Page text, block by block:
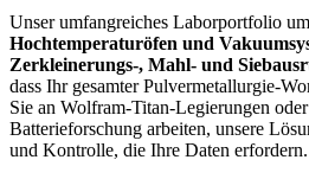
Unser umfangreiches Laborportfolio
Hochtemperaturöfen und
Zerkleinerungs-, Mahl- und
dass Ihr gesamter Pulvermetallurgie-
Sie an Wolfram-Titan-Legierungen
Batterieforschung arbeiten, unsere
und Kontrolle, die Ihre Daten erfordern.